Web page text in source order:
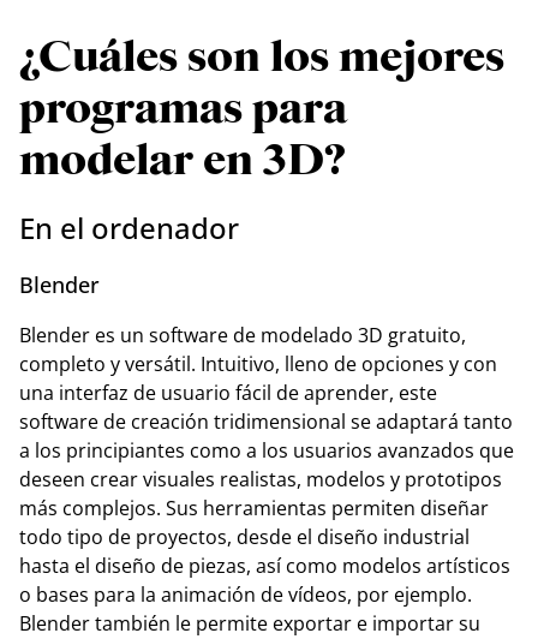
¿Cuáles son los mejores
programas para
modelar en 3D?
En el ordenador
Blender
Blender es un software de modelado 3D gratuito,
completo y versátil. Intuitivo, lleno de opciones y con
una interfaz de usuario fácil de aprender, este
software de creación tridimensional se adaptará tanto
a los principiantes como a los usuarios avanzados que
deseen crear visuales realistas, modelos y prototipos
más complejos. Sus herramientas permiten diseñar
todo tipo de proyectos, desde el diseño industrial
hasta el diseño de piezas, así como modelos artísticos
o bases para la animación de vídeos, por ejemplo.
Blender también le permite exportar e importar su